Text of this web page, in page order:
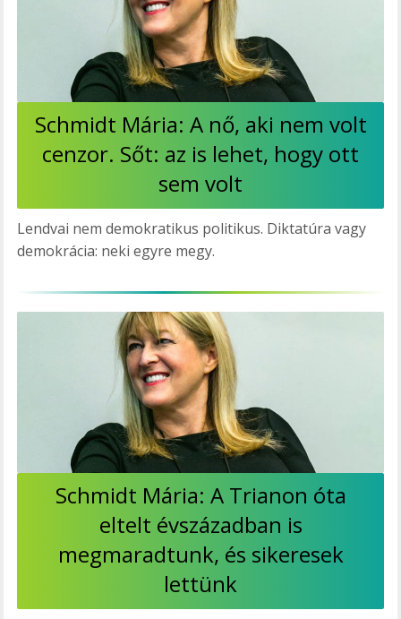
Schmidt Mária: A nő, aki nem volt
cenzor. Sőt: az is lehet, hogy ott
sem volt
Lendvai nem demokratikus politikus. Diktatúra vagy
demokrácia: neki egyre megy.
Schmidt Mária: A Trianon óta
eltelt évszázadban is
megmaradtunk, és sikeresek
lettünk